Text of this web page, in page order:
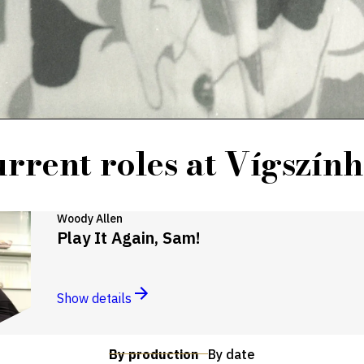
roles at
Woody Allen
Play It Again, Sam!
Show details
By production By date